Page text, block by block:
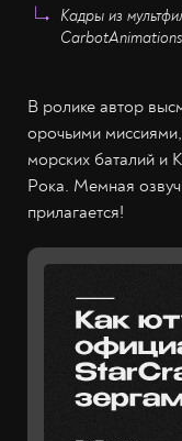
Кадры из
CarbotAnimations
В ролике автор
орочьими
морских баталий
Рока. Мемная
прилагается!